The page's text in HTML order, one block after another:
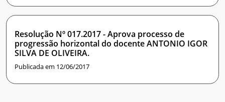
Resolução Nº 017.2017 - Aprova processo de
progressão horizontal do docente ANTONIO IGOR
SILVA DE OLIVEIRA.
Publicada em 12/06/2017